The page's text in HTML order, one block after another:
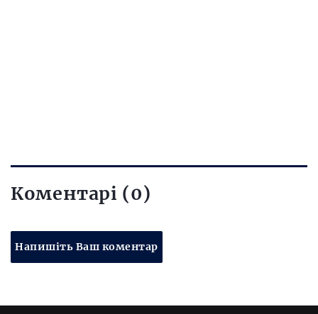
Коментарі (0)
Напишіть Ваш коментар